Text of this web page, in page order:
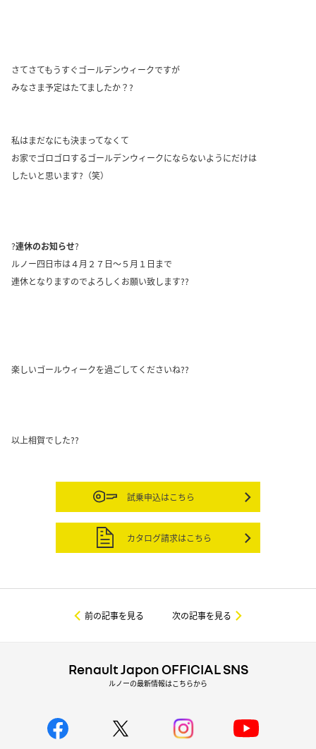
さてさてもうすぐゴールデンウィークですが
みなさま予定はたてましたか？?
私はまだなにも決まってなくて
お家でゴロゴロするゴールデンウィークにならないようにだけは
したいと思います?（笑）
?連休のお知らせ?
ルノー四日市は４月２７日～５月１日まで
連休となりますのでよろしくお願い致します??
楽しいゴールウィークを過ごしてくださいね??
以上相賀でした??
試乗申込はこちら
カタログ請求はこちら
前の記事を見る 次の記事を見る
Renault Japon OFFICIAL SNS
ルノーの最新情報はこちらから